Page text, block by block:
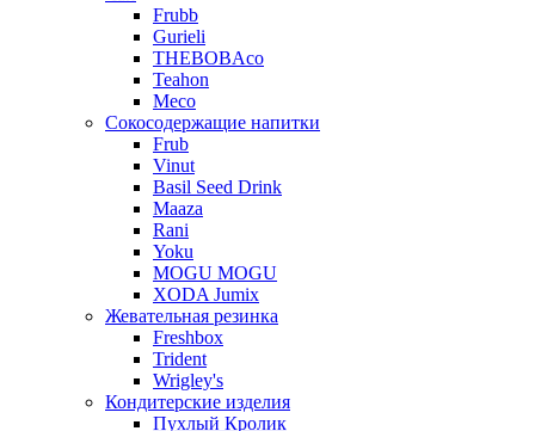
Frubb
Gurieli
THEBOBAco
Teahon
Meco
Сокосодержащие напитки
Frub
Vinut
Basil Seed Drink
Maaza
Rani
Yoku
MOGU MOGU
XODA Jumix
Жевательная резинка
Freshbox
Trident
Wrigley's
Кондитерские изделия
Пухлый Кролик